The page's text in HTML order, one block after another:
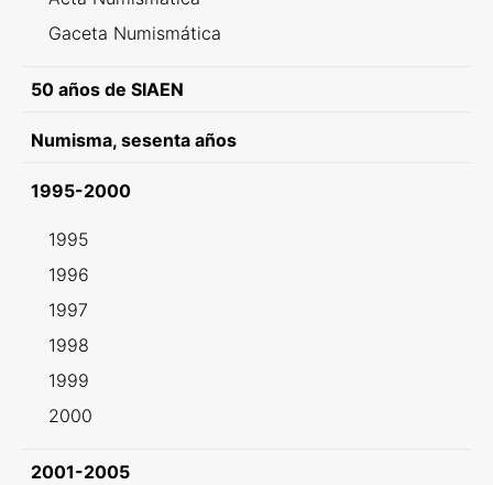
Gaceta Numismática
50 años de SIAEN
Numisma, sesenta años
1995-2000
1995
1996
1997
1998
1999
2000
2001-2005